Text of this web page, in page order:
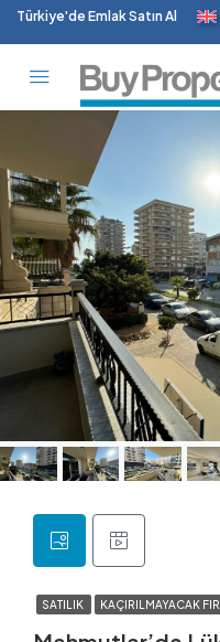
Türkiye'de Emlak Satın Al
SATILIK KAÇIRILMAYACAK